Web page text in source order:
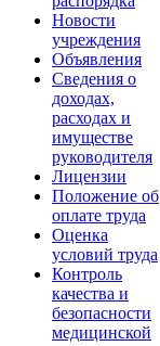
Новости
учреждения
Объявления
Сведения о
доходах,
расходах и
имуществе
руководителя
Лицензии
Положение об
оплате труда
Оценка
условий труда
Контроль
качества и
безопасности
медицинской